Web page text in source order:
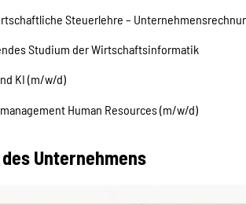
Steuerlehre –
Studium der Wirtschaftsinformatik
KI (m/w/d)
Human Resources (m/w/d)
Unternehmens